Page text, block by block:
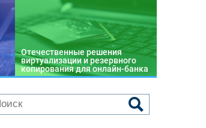
Отечественные решения
виртуализации и резервного
копирования для онлайн-банка